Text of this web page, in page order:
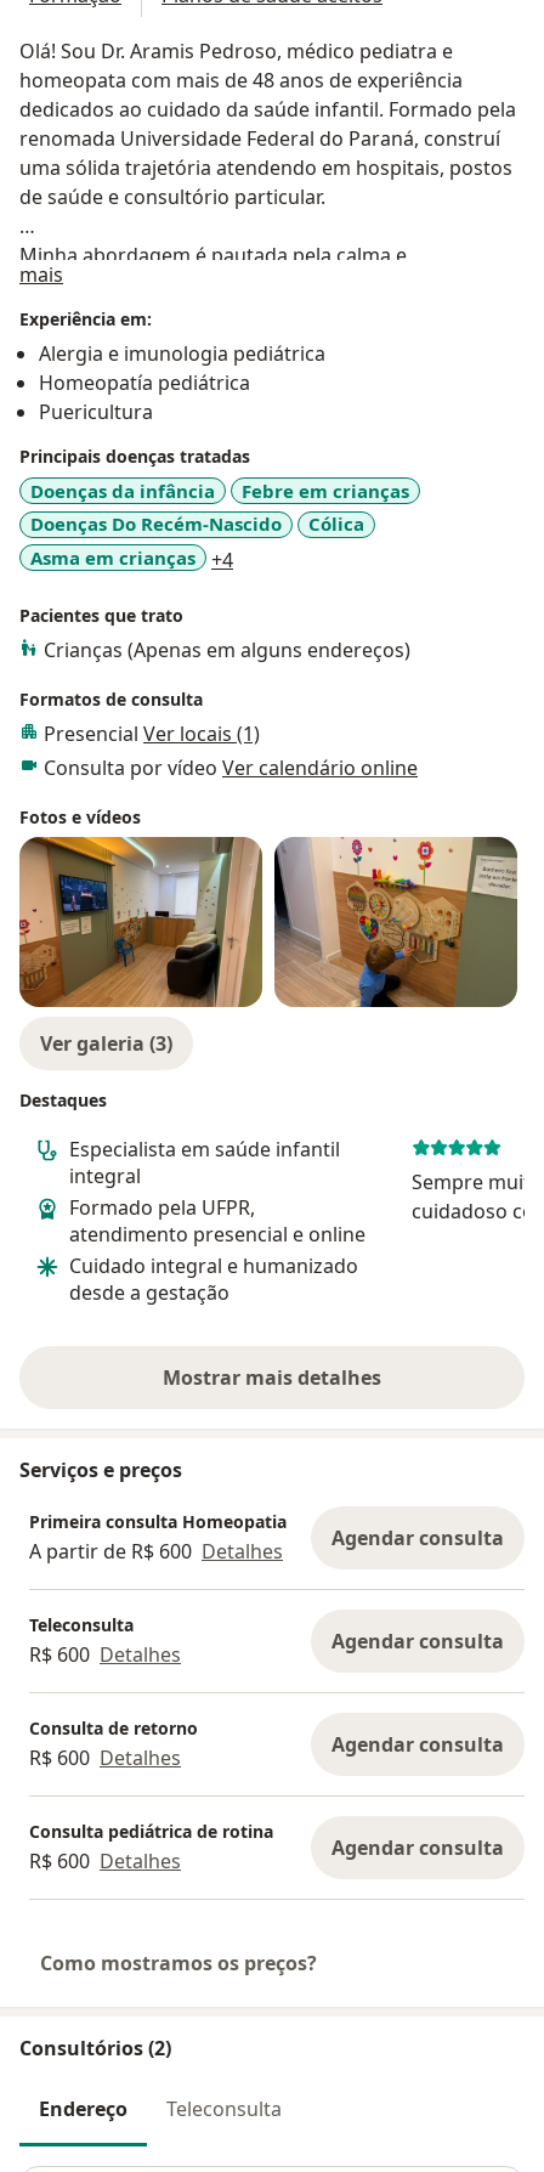
Olá! Sou Dr. Aramis Pedroso, médico pediatra e
homeopata com mais de 48 anos de experiência
dedicados ao cuidado da saúde infantil. Formado pela
renomada Universidade Federal do Paraná, construí
uma sólida trajetória atendendo em hospitais, postos
de saúde e consultório particular.
Minha abordagem é pautada pela calma e
tranquilidade, oferecendo acompanhamento integral
desde a gestação até a infância. Com quase cinco
décadas de prática médica, combino a medicina
tradicional com a homeopatia, proporcionando
tratamentos personalizados e humanizados para cada
Atendo presencialmente em Curitiba e Guaratuba,
além de disponibilizar consultas de telemedicina via
telefone ou WhatsApp para outras localidades.
Agende uma consulta utilizando a agenda disponível
ao lado direito da página e confira as avaliações de
outros pacientes. Para mais informações, entre em
contato comigo.
mais
Experiência em:
Alergia e imunologia pediátrica
Homeopatía pediátrica
Puericultura
Principais doenças tratadas
Doenças da infância
Febre em crianças
Doenças Do Recém-Nascido
Cólica
Asma em crianças
+4a11y_sr_more_diseases
Pacientes que trato
Crianças (Apenas em alguns endereços)
Formatos de consulta
Presencial Ver locais (1)
Consulta por vídeo Ver calendário online
Fotos e vídeos
Ver galeria (3)
Destaques
Especialista em saúde infantil
integral
Formado pela UFPR,
atendimento presencial e online
Cuidado integral e humanizado
desde a gestação
Sempre
cuidadoso
Mostrar mais detalhes
sobre a experiência
Serviços e preços
Primeira consulta Homeopatia
A partir de R$ 600 Detalhes Agendar consulta
Teleconsulta
R$ 600 Detalhes Agendar consulta
Consulta de retorno
R$ 600 Detalhes Agendar consulta
Consulta pediátrica de rotina
R$ 600 Detalhes Agendar consulta
Como mostramos os preços?
Consultórios (2)
Endereço Teleconsulta